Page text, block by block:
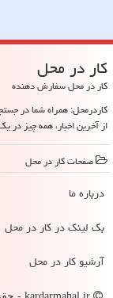
كار در محل
کار در محل سفارش دهنده
کاردرمحل: همراه شما در
از آخرین اخبار، همه چیز در
صفحات كار در محل
درباره ما
بک لینک در كار در محل
آرشیو كار در محل